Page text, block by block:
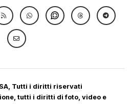
Tutti i diritti riservati
tutti i diritti di foto, video e